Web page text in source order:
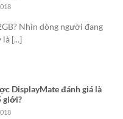
Nhìn dòng người đang
[...]
DisplayMate đánh giá là
giới?